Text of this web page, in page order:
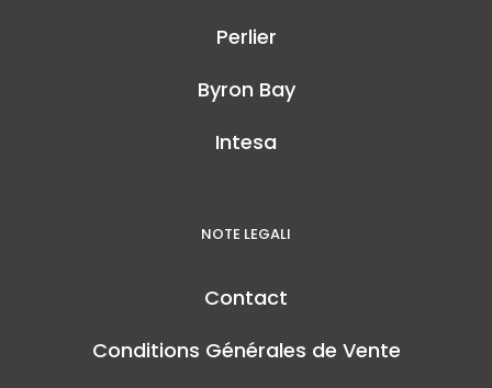
Perlier
Byron Bay
Intesa
NOTE LEGALI
Contact
Conditions Générales de Vente